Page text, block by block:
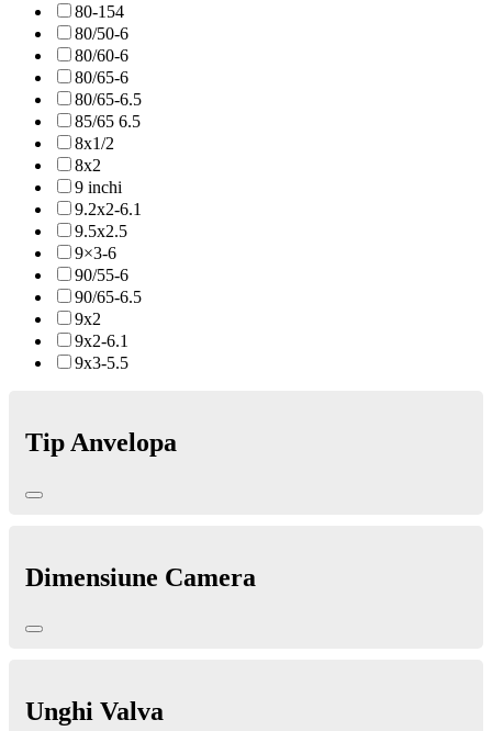
80-154
80/50-6
80/60-6
80/65-6
80/65-6.5
85/65 6.5
8x1/2
8x2
9 inchi
9.2x2-6.1
9.5x2.5
9×3-6
90/55-6
90/65-6.5
9x2
9x2-6.1
9x3-5.5
Tip Anvelopa
Dimensiune Camera
Unghi Valva